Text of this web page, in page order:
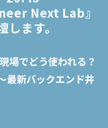
析
Next Lab』
ます。
場でどう使われる？
最新バックエンド井